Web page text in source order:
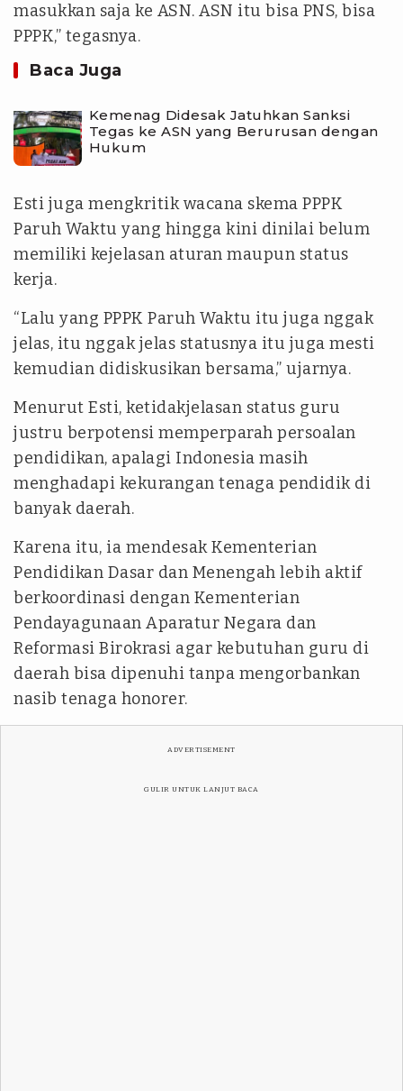
masukkan saja ke ASN. ASN itu bisa PNS, bisa
PPPK,” tegasnya.
Baca Juga
Kemenag Didesak Jatuhkan Sanksi
Tegas ke ASN yang Berurusan dengan
Hukum
Esti juga mengkritik wacana skema PPPK
Paruh Waktu yang hingga kini dinilai belum
memiliki kejelasan aturan maupun status
kerja.
“Lalu yang PPPK Paruh Waktu itu juga nggak
jelas, itu nggak jelas statusnya itu juga mesti
kemudian didiskusikan bersama,” ujarnya.
Menurut Esti, ketidakjelasan status guru
justru berpotensi memperparah persoalan
pendidikan, apalagi Indonesia masih
menghadapi kekurangan tenaga pendidik di
banyak daerah.
Karena itu, ia mendesak Kementerian
Pendidikan Dasar dan Menengah lebih aktif
berkoordinasi dengan Kementerian
Pendayagunaan Aparatur Negara dan
Reformasi Birokrasi agar kebutuhan guru di
daerah bisa dipenuhi tanpa mengorbankan
nasib tenaga honorer.
ADVERTISEMENT
GULIR UNTUK LANJUT BACA